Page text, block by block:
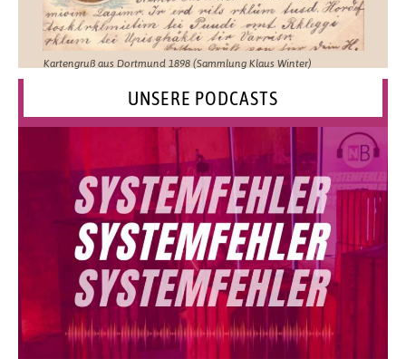
Kartengruß aus Dortmund 1898 (Sammlung Klaus Winter)
UNSERE PODCASTS